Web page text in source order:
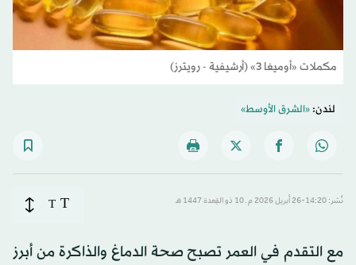
مكملات «أوميغا 3» (أرشيفية - رويترز)
لندن:«الشرق الأوسط»
نُشر: 14:20-26 أبريل 2026 م ـ 10 ذو القِعدة 1447 هـ T
T
مع التقدم في العمر تصبح صحة الدماغ والذاكرة من أبرز